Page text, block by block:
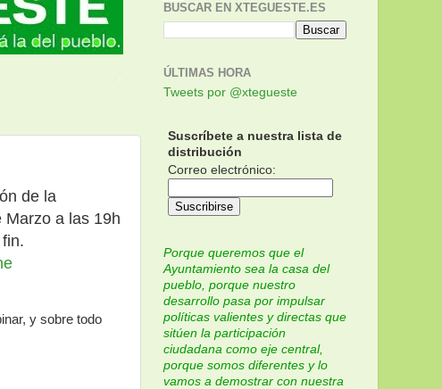
de la
Marzo a las 19h
y sobre todo
BUSCAR EN XTEGUESTE.ES
ÚLTIMAS HORA
Tweets por @xtegueste
Suscríbete a nuestra lista de
distribución
Correo electrónico:
Porque queremos que el
Ayuntamiento sea la casa del
pueblo, porque nuestro
desarrollo pasa por impulsar
políticas valientes y directas que
sitúen la participación
ciudadana como eje central,
porque somos diferentes y lo
vamos a demostrar con nuestra